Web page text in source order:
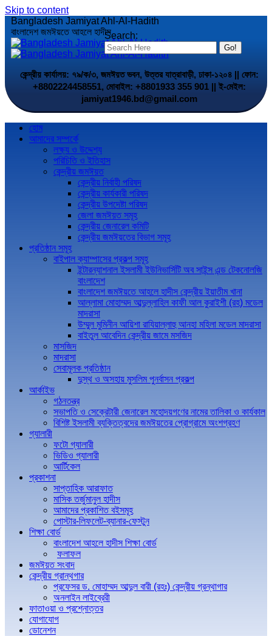
Skip to content
Search:
Bangladesh Jamiyat Ahl-Al-Hadith
বাংলাদেশ জমঈয়তে আহলে হাদীস
কেন্দ্রীয় কার্যালয়: ৭৯/ক/৩, জমঈয়ত ভবন, উত্তর যাত্রাবাড়ী, ঢাকা-১২০৪ || ফোন:
+8802224458551, মোবাইল: +8801933 355 901 || ই-মেইল:
jamiyat1946.bd@gmail.com
হোম
আমাদের সম্পর্কে
লক্ষ্য ও উদ্দেশ্য
পরিচিতি ও ইতিহাস
কেন্দ্রীয় জমঈয়ত
কেন্দ্রীয় নির্বাহী পরিষদ
কেন্দ্রীয় কার্যকারী পরিষদ
কেন্দ্রীয় উপদেষ্টা পরিষদ
জেলা জমঈয়ত সমূহ
কেন্দ্রীয় জেনারেল কমিটি
কেন্দ্রীয় জমঈয়তের বিভাগ সমূহ
প্রতিষ্ঠান সমূহ
বাইপাল ক্যাম্পাসের প্রকল্প সমূহ
ইন্টারন্যাশনাল ইসলামী ইউনিভার্সিটি অব সাইন্স এন্ড টেকনোলজি
বাংলাদেশ
বাংলাদেশ জমঈয়তে আহলে হাদীস কেন্দ্রীয় ইয়াতীম খানা
আল্লামা মোহাম্মদ আব্দুল্লাহিল কাফী আল কুরাইশী (রহ) মডেল
মাদরাসা
উম্মুল মুমিনীন আয়িশা রাযিয়াল্লাহু আনহা মহিলা মডেল মাদরাসা
বাইতুল আবেদিন কেন্দ্রীয় জামে মসজিদ
মাসজিদ
মাদরাসা
সেবামূলক প্রতিষ্ঠান
দুস্থ ও অসহায় মুসলিম পুনর্বাসন প্রকল্প
আর্কাইভ
গঠনতন্ত্র
সভাপতি ও সেক্রেটারী জেনারেল মহোদয়গণের নামের তালিকা ও কার্যকাল
বিশিষ্ট ইসলামী ব্যক্তিত্বদের জমঈয়তের প্রোগ্রামে অংশগ্রহণ
গ্যালারী
ফটো গ্যালারী
ভিডিও গ্যালারী
আর্টিকেল
প্রকাশনা
সাপ্তাহিক আরাফাত
মাসিক তর্জুমানুল হাদীস
আমাদের প্রকাশিত বইসমূহ
পোস্টার-লিফলেট-ব্যানার-ফেস্টুন
শিক্ষা বোর্ড
বাংলাদেশ আহলে হাদীস শিক্ষা বোর্ড
ফলাফল
জমঈয়ত সংবাদ
কেন্দ্রীয় গ্রান্থগার
প্রফেসর ড. মোহাম্মদ আব্দুল বারী (রহঃ) কেন্দ্রীয় গ্রন্থাগার
অনলাইন লাইব্রেরী
ফাতাওয়া ও প্রশ্নোত্তর
যোগাযোগ
ডোনেশন